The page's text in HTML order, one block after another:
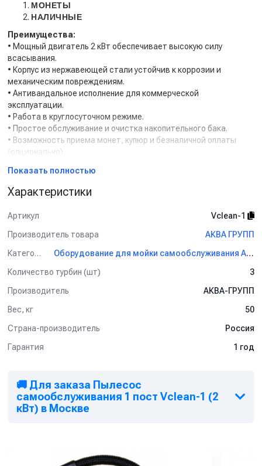
МОНЕТЫ
НАЛИЧНЫЕ
Преимущества:
• Мощный двигатель 2 кВт обеспечивает высокую силу
всасывания.
• Корпус из нержавеющей стали устойчив к коррозии и
механическим повреждениям.
• Антивандальное исполнение для коммерческой
эксплуатации.
• Работа в круглосуточном режиме.
• Простое обслуживание и очистка накопительного бака.
• Возможность приема монет, купюр и безналичной оплаты
(опционально).
отдельно стоящих объектах.
Комплектация:
• Турбина 2 кВт.
• Всасывающая насадка.
• Система управления.
• Мощность: 2 кВт
• Напряжение: 220 В
• Режим работы: непрерывный
• Материал корпуса: нержавеющая сталь
• Эксплуатация: внутри и снаружи помещений
повышения привлекательности объекта для клиентов.
Показать полностью
Характеристики
Артикул
Vclean-1
Производитель товара
АКВА ГРУПП
Категория
Оборудование для мойки самообслуживания АКВА ГРУПП
Количество турбин (шт)
3
Производитель
АКВА-ГРУПП
Вес, кг
50
Страна-производитель
Россия
Гарантия
1 год
🚚 Для заказа Пылесос
самообслуживания 1 пост Vclean-1 (2
кВт) в Москве